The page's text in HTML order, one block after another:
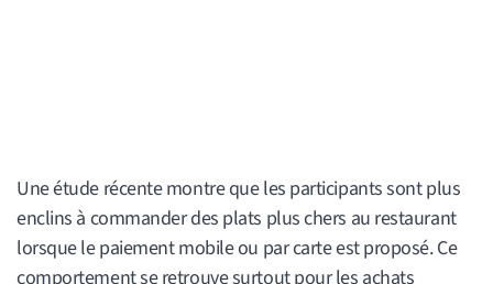
Une étude récente montre que les participants sont plus
enclins à commander des plats plus chers au restaurant
lorsque le paiement mobile ou par carte est proposé. Ce
comportement se retrouve surtout pour les achats